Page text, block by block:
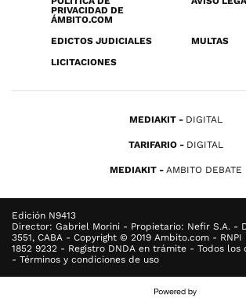
PRIVACIDAD DE
ÁMBITO.COM
EDICTOS JUDICIALES
MULTAS
LICITACIONES
MEDIAKIT DIGITAL
TARIFARIO DIGITAL
MEDIAKIT AMBITO DEBATE
Edición N9413
Director: Gabriel Morini - Propietario: Nefir S.A. -
3551, CABA - Copyright © 2019 Ambito.com -
1852 9232 - Registro DNDA en trámite - Todos los
- Términos y condiciones de uso